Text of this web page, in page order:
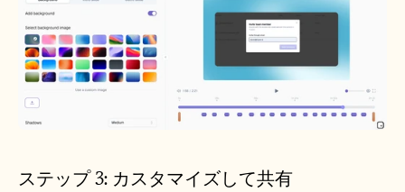
ステップ 3: カスタマイズして共有